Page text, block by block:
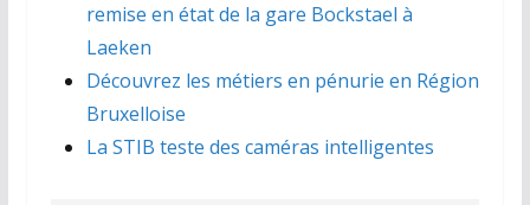
remise en état de la gare Bockstael à
Laeken
Découvrez les métiers en pénurie en Région
Bruxelloise
La STIB teste des caméras intelligentes